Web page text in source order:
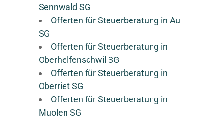
Sennwald SG
Offerten für Steuerberatung in Au
SG
Offerten für Steuerberatung in
Oberhelfenschwil SG
Offerten für Steuerberatung in
Oberriet SG
Offerten für Steuerberatung in
Muolen SG